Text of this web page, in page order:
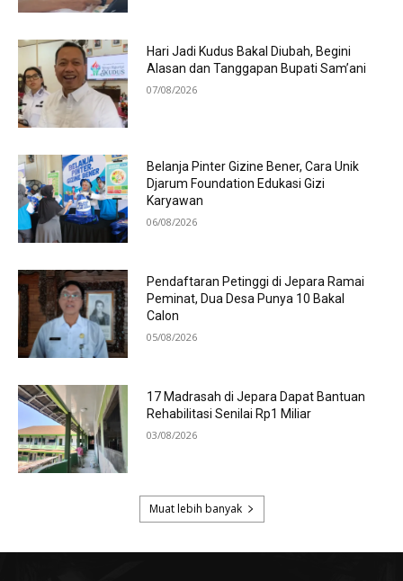
Hari Jadi Kudus Bakal Diubah, Begini
Alasan dan Tanggapan Bupati Sam’ani
07/08/2026
Belanja Pinter Gizine Bener, Cara Unik
Djarum Foundation Edukasi Gizi
Karyawan
06/08/2026
Pendaftaran Petinggi di Jepara Ramai
Peminat, Dua Desa Punya 10 Bakal
Calon
05/08/2026
17 Madrasah di Jepara Dapat Bantuan
Rehabilitasi Senilai Rp1 Miliar
03/08/2026
Muat lebih banyak